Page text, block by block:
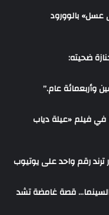
بالوورود
ضحيته:
وأربعمائة عام.”
70% بدورها في فيلم «عيلة دياب
ترند رقم واحد على يوتيوب
قصة غامضة تشد